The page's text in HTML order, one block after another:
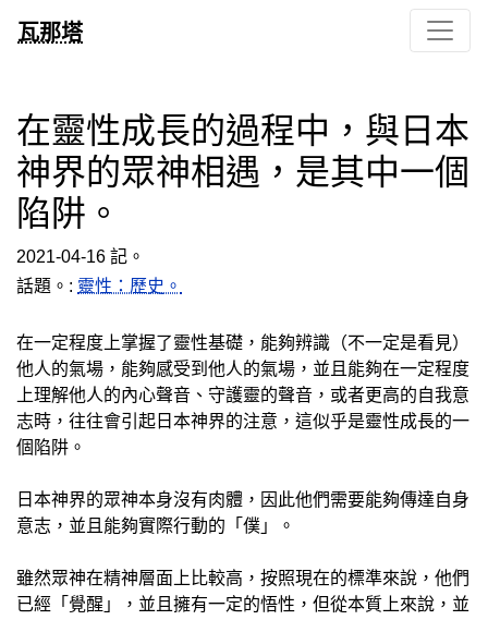
瓦那塔
在靈性成長的過程中，與日本
神界的眾神相遇，是其中一個
陷阱。
2021-04-16 記。
話題。: 靈性：歷史。
在一定程度上掌握了靈性基礎，能夠辨識（不一定是看見）
他人的氣場，能夠感受到他人的氣場，並且能夠在一定程度
上理解他人的內心聲音、守護靈的聲音，或者更高的自我意
志時，往往會引起日本神界的注意，這似乎是靈性成長的一
個陷阱。
日本神界的眾神本身沒有肉體，因此他們需要能夠傳達自身
意志，並且能夠實際行動的「僕」。
雖然眾神在精神層面上比較高，按照現在的標準來說，他們
已經「覺醒」，並且擁有一定的悟性，但從本質上來說，並